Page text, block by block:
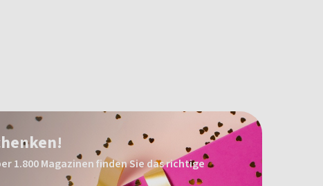
1.800 Magazinen finden Sie das richtige